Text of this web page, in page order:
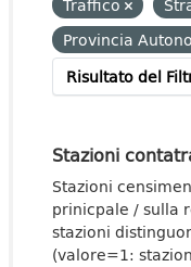
Traffico
Provincia
Risultato del
Stazioni
Stazioni
prinicpale / sulla
stazioni
(valore=1: